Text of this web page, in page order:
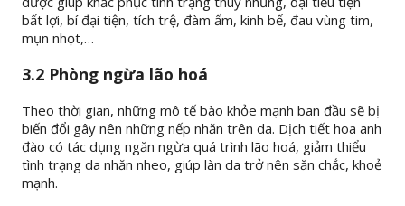
bất lợi, bí đại tiện, tích trệ, đàm ẩm, kinh bế, đau vùng tim,
mụn nhọt,…
3.2 Phòng ngừa lão hoá
Theo thời gian, những mô tế bào khỏe mạnh ban đầu sẽ bị
biến đổi gây nên những nếp nhăn trên da. Dịch tiết hoa anh
đào có tác dụng ngăn ngừa quá trình lão hoá, giảm thiểu
tình trạng da nhăn nheo, giúp làn da trở nên săn chắc, khoẻ
mạnh.